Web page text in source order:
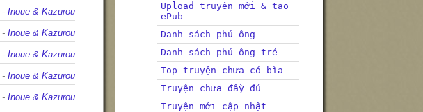
Upload truyện mới & tạo
ePub
Danh sách phú ông
Danh sách phú ông trẻ
Top truyện chưa có bìa
Truyện chưa đầy đủ
Truyện mới cập nhật
- Inoue & Kazurou
- Inoue & Kazurou
- Inoue & Kazurou
- Inoue & Kazurou
- Inoue & Kazurou